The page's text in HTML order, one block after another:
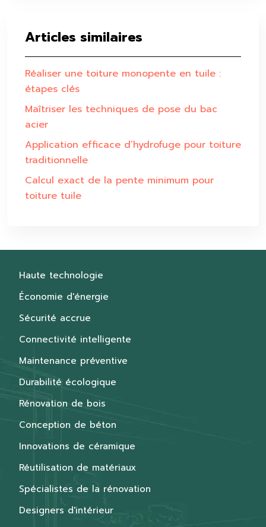
Articles similaires
Réaliser une toiture monopente en tuile :
étapes clés
Maîtriser les techniques de pose du bac
acier
Application efficace d’hydrofuge pour toiture
traditionnelle
Calcul exact de la pente minimum pour
toiture tuile
Haute technologie
Économie d'énergie
Sécurité accrue
Connectivité intelligente
Maintenance préventive
Durabilité écologique
Rénovation de bois
Conception de béton
Innovations de céramique
Réutilisation de matériaux
Spécialistes de la rénovation
Designers d'intérieur